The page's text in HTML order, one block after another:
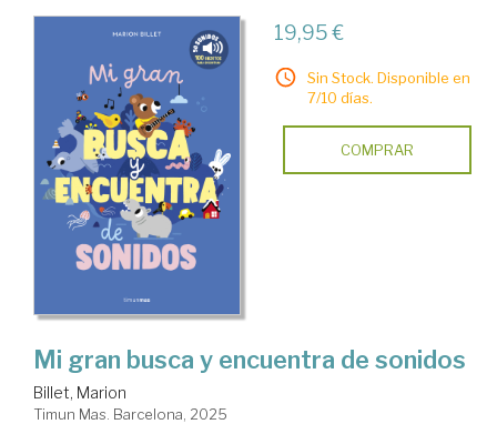
19,95 €
Sin Stock. Disponible en
7/10 días.
COMPRAR
Mi gran busca y encuentra de sonidos
Billet, Marion
Timun Mas. Barcelona, 2025